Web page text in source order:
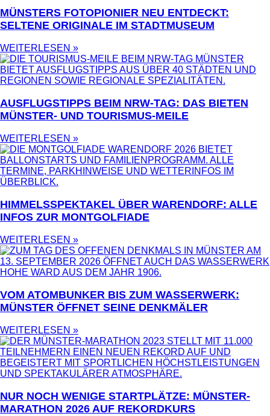
MÜNSTERS FOTOPIONIER NEU ENTDECKT:
SELTENE ORIGINALE IM STADTMUSEUM
WEITERLESEN »
AUSFLUGSTIPPS BEIM NRW-TAG: DAS BIETEN
MÜNSTER- UND TOURISMUS-MEILE
WEITERLESEN »
HIMMELSSPEKTAKEL ÜBER WARENDORF: ALLE
INFOS ZUR MONTGOLFIADE
WEITERLESEN »
VOM ATOMBUNKER BIS ZUM WASSERWERK:
MÜNSTER ÖFFNET SEINE DENKMÄLER
WEITERLESEN »
NUR NOCH WENIGE STARTPLÄTZE: MÜNSTER-
MARATHON 2026 AUF REKORDKURS